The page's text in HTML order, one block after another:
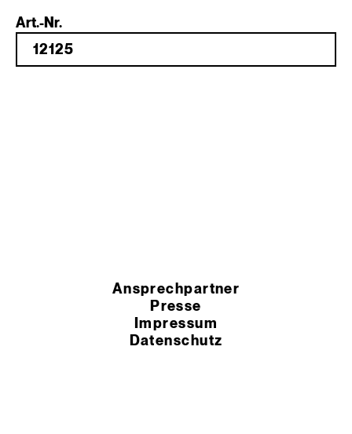
Art.-Nr.
Ansprechpartner
Presse
Impressum
Datenschutz